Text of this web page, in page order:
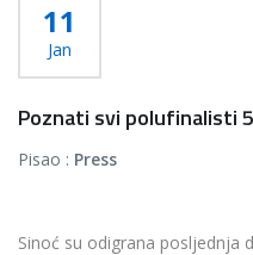
11
Jan
Poznati svi polufinalisti
Pisao : Press
Sinoć su odigrana posljednja